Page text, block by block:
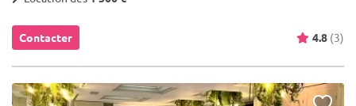
Contacter 4.8 (3)